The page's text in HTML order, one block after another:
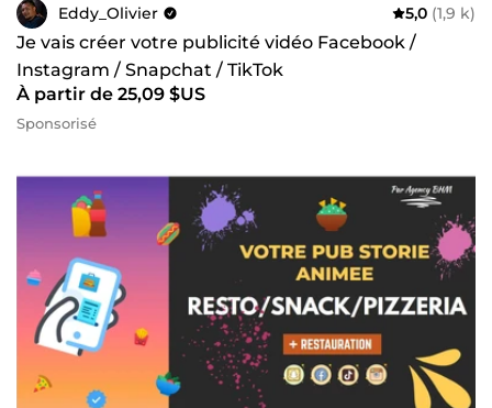
Eddy_Olivier 5,0 (1,9 k)
Je vais créer votre publicité vidéo Facebook /
Instagram / Snapchat / TikTok
À partir de 25,09 $US
Sponsorisé